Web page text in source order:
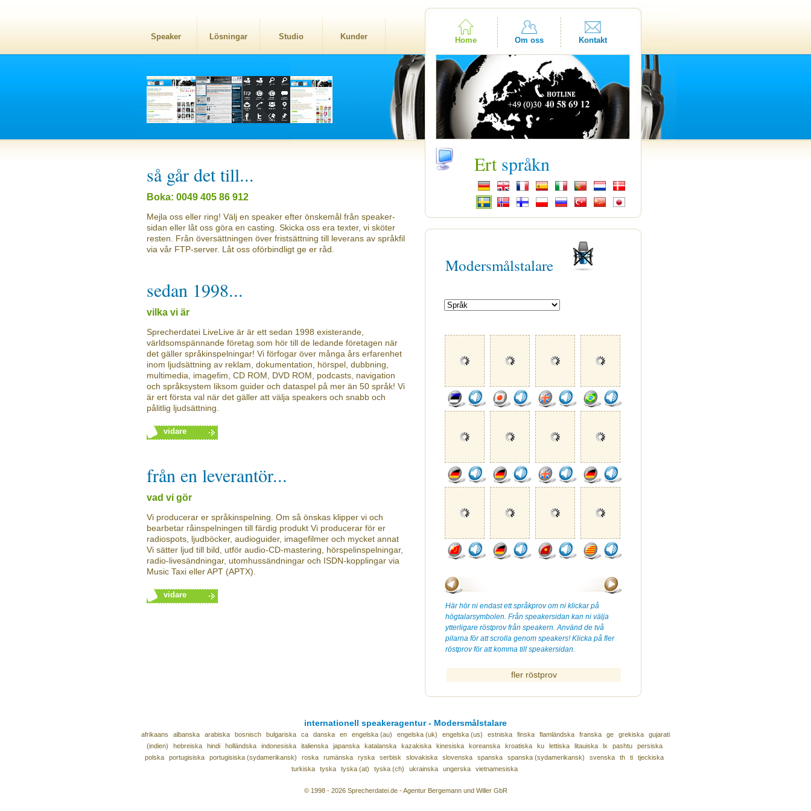
Speaker Lösningar Studio Kunder Home Om oss Kontakt
så går det till...
Boka: 0049 405 86 912
Mejla oss eller ring! Välj en speaker efter önskemål från speaker-
sidan eller låt oss göra en casting. Skicka oss era texter, vi sköter
resten. Från översättningen över fristsättning till leverans av språkfil
via vår FTP-server. Låt oss oförbindligt ge er råd.
sedan 1998...
vilka vi är
Sprecherdatei LiveLive är är ett sedan 1998 existerande,
världsomspännande företag som hör till de ledande företagen när
det gäller språkinspelningar! Vi förfogar över många års erfarenhet
inom ljudsättning av reklam, dokumentation, hörspel, dubbning,
multimedia, imagefim, CD ROM, DVD ROM, podcasts, navigation
och språksystem liksom guider och dataspel på mer än 50 språk! Vi
är ert första val när det gäller att välja speakers och snabb och
pålitlig ljudsättning.
vidare
från en leverantör...
vad vi gör
Vi producerar er språkinspelning. Om så önskas klipper vi och
bearbetar råinspelningen till färdig produkt Vi producerar för er
radiospots, ljudböcker, audioguider, imagefilmer och mycket annat
Vi sätter ljud till bild, utför audio-CD-mastering, hörspelinspelningar,
radio-livesändningar, utomhussändningar och ISDN-kopplingar via
Music Taxi eller APT (APTX).
vidare
Ert språkn
Modersmålstalare
Här hör ni endast ett språkprov om ni klickar på
högtalarsymbolen. Från speakersidan kan ni välja
ytterligare röstprov från speakern. Använd de två
pilarna för att scrolla genom speakers! Klicka på fler
röstprov för att komma till speakersidan.
fler röstprov
internationell speakeragentur - Modersmålstalare
afrikaans albanska arabiska bosnisch bulgariska ca danska en engelska (au) engelska (uk) engelska (us) estniska finska flamländska franska ge grekiska
gujarati
(indien)
hebreiska hindi holländska indonesiska italienska japanska katalanska kazakiska kinesiska koreanska kroatiska ku lettiska litauiska lx pashtu
persiska
polska
portugisiska portugisiska (sydamerikansk) roska rumänska ryska serbisk slovakiska slovenska spanska spanska (sydamerikansk) svenska th ti
tjeckiska
turkiska
tyska tyska (at) tyska (ch) ukrainska ungerska vietnamesiska
© 1998 - 2026 Sprecherdatei.de - Agentur Bergemann und Willer GbR